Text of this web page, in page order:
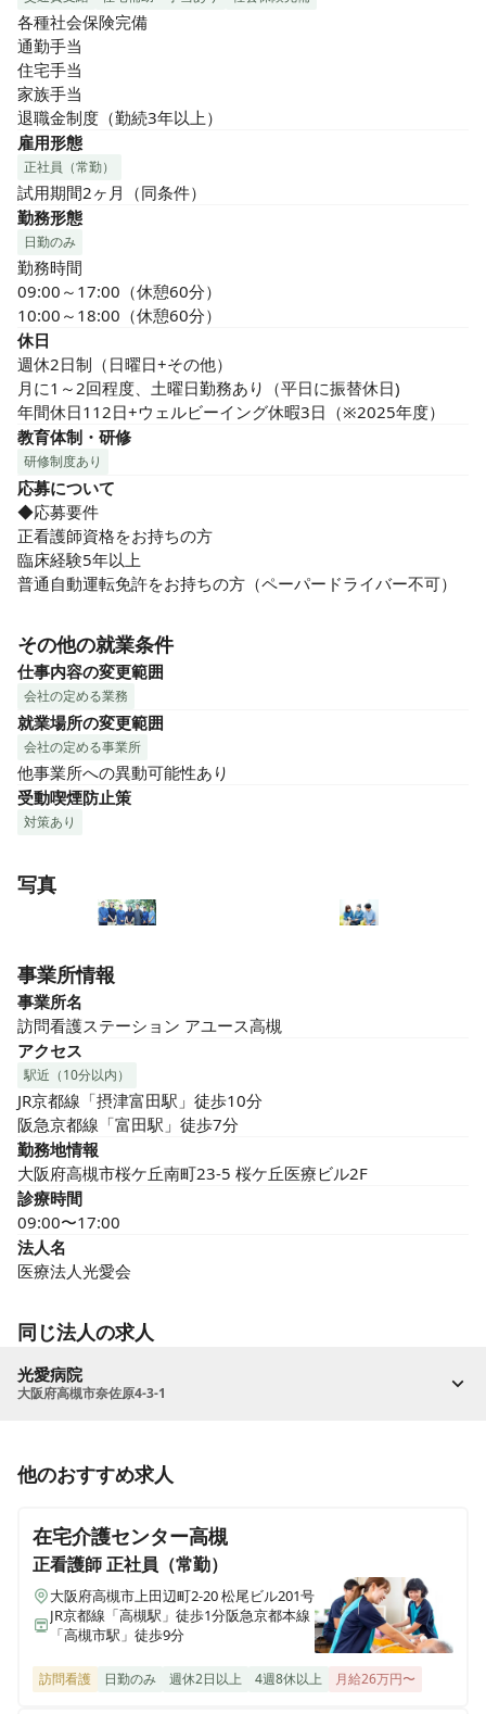
各種社会保険完備
通勤手当
住宅手当
家族手当
退職金制度（勤続3年以上）
雇用形態
正社員（常勤）
試用期間2ヶ月（同条件）
勤務形態
日勤のみ
勤務時間
09:00～17:00（休憩60分）
10:00～18:00（休憩60分）
休日
週休2日制（日曜日+その他）
月に1～2回程度、土曜日勤務あり（平日に振替休日)
年間休日112日+ウェルビーイング休暇3日（※2025年度）
教育体制・研修
研修制度あり
応募について
◆応募要件
正看護師資格をお持ちの方
臨床経験5年以上
普通自動運転免許をお持ちの方（ペーパードライバー不可）
その他の就業条件
仕事内容の変更範囲
会社の定める業務
就業場所の変更範囲
会社の定める事業所
他事業所への異動可能性あり
受動喫煙防止策
対策あり
写真
事業所情報
事業所名
訪問看護ステーション アユース高槻
アクセス
駅近（10分以内）
JR京都線「摂津富田駅」徒歩10分
阪急京都線「富田駅」徒歩7分
勤務地情報
大阪府高槻市桜ケ丘南町23-5 桜ケ丘医療ビル2F
診療時間
09:00〜17:00
法人名
医療法人光愛会
同じ法人の求人
光愛病院
大阪府高槻市奈佐原4-3-1
他のおすすめ求人
在宅介護センター高槻
正看護師正社員（常勤）
大阪府高槻市上田辺町2-20 松尾ビル201号
JR京都線「高槻駅」徒歩1分阪急京都本線
「高槻市駅」徒歩9分
訪問看護 日勤のみ 週休2日以上 4週8休以上 月給26万円〜